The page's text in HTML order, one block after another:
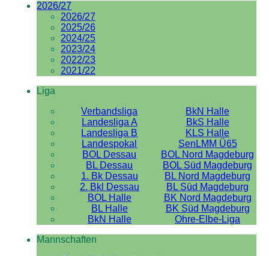
2026/27
2026/27
2025/26
2024/25
2023/24
2022/23
2021/22
Liga
Verbandsliga
BkN Halle
Landesliga A
BkS Halle
Landesliga B
KLS Halle
Landespokal
SenLMM Ü65
BOL Dessau
BOL Nord Magdeburg
BL Dessau
BOL Süd Magdeburg
1. Bk Dessau
BL Nord Magdeburg
2. Bkl Dessau
BL Süd Magdeburg
BOL Halle
BK Nord Magdeburg
BL Halle
BK Süd Magdeburg
BkN Halle
Ohre-Elbe-Liga
Mannschaften